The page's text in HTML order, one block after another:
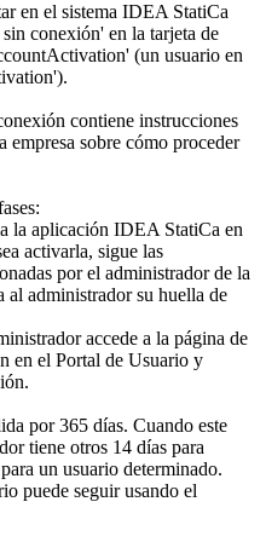
en el sistema IDEA StatiCa
conexión' en la tarjeta de
(un usuario en
contiene instrucciones
empresa sobre cómo proceder
la aplicación IDEA StatiCa en
activarla, sigue las
por el administrador de la
al administrador su huella de
accede a la página de
en el Portal de Usuario y
por 365 días. Cuando este
tiene otros 14 días para
un usuario determinado.
puede seguir usando el